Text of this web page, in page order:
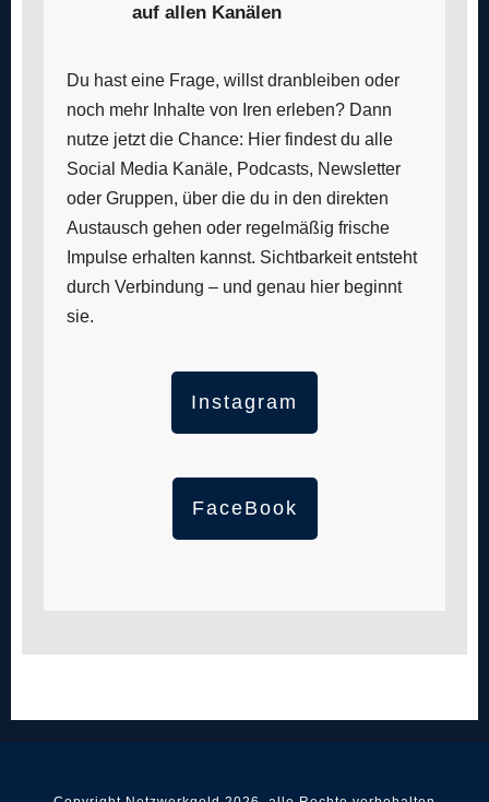
auf allen Kanälen
Du hast eine Frage, willst dranbleiben oder
noch mehr Inhalte von Iren erleben? Dann
nutze jetzt die Chance: Hier findest du alle
Social Media Kanäle, Podcasts, Newsletter
oder Gruppen, über die du in den direkten
Austausch gehen oder regelmäßig frische
Impulse erhalten kannst. Sichtbarkeit entsteht
durch Verbindung – und genau hier beginnt
sie.
Instagram
FaceBook